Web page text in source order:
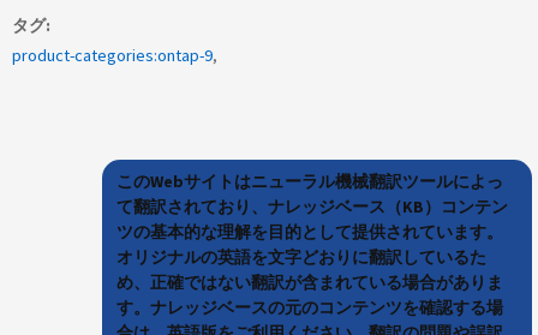
タグ
product-categories:ontap-9
このWebサイトはニューラル機械翻訳ツールによっ
て翻訳されており、ナレッジベース（KB）コンテン
ツの基本的な理解を目的として提供されています。
オリジナルの英語を文字どおりに翻訳しているた
め、正確ではない翻訳が含まれている場合がありま
す。ナレッジベースの元のコンテンツを確認する場